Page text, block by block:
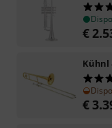
€
Kühnl
€